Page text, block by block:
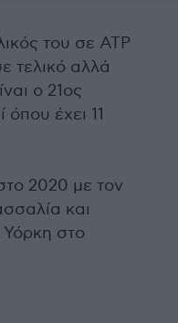
του σε ATP
τελικό αλλά
ο 21ος
όπου έχει 11
2020 με τον
και
Υόρκη στο